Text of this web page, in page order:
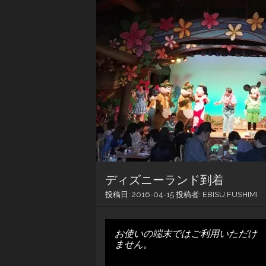
ディズニーランド到着
投稿日: 2016-04-15 投稿者: EBISU FUSHIMI